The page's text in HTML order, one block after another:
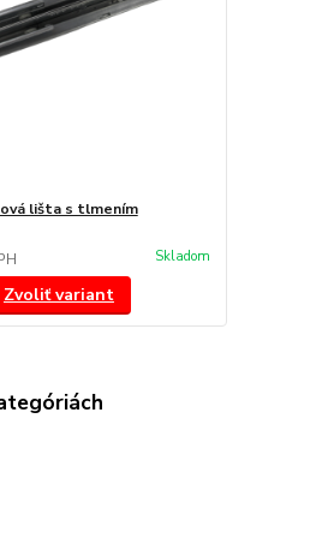
lišta s tlmením
Skladom
Zvoliť variant